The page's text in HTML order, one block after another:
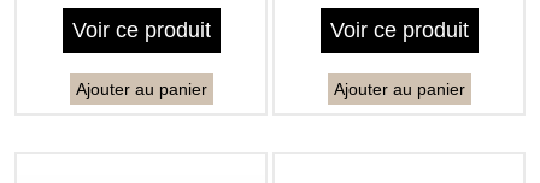
Voir ce produit
Ajouter au panier
Voir ce produit
Ajouter au panier